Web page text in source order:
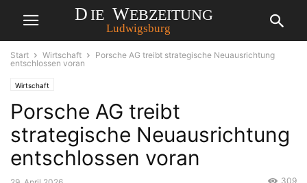
Start Wirtschaft
Porsche AG treibt strategische Neuausrichtung
entschlossen voran
Wirtschaft
Porsche AG treibt
strategische Neuausrichtung
entschlossen voran
309